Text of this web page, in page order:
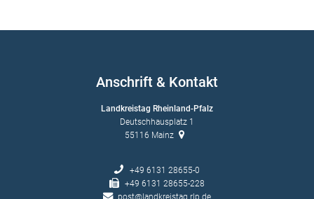
Anschrift & Kontakt
Landkreistag Rheinland-Pfalz
Deutschhausplatz 1
55116 Mainz
+49 6131 28655-0
+49 6131 28655-228
post@landkreistag.rlp.de